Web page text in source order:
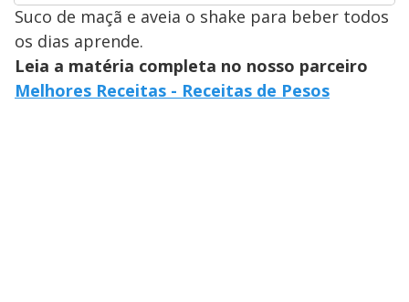
Suco de maçã e aveia o shake para beber todos
os dias aprende.
Leia a matéria completa no nosso parceiro
Melhores Receitas - Receitas de Pesos